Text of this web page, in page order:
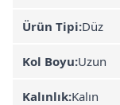
Ürün Tipi:Düz
Kol Boyu:Uzun
Kalınlık:Kalın